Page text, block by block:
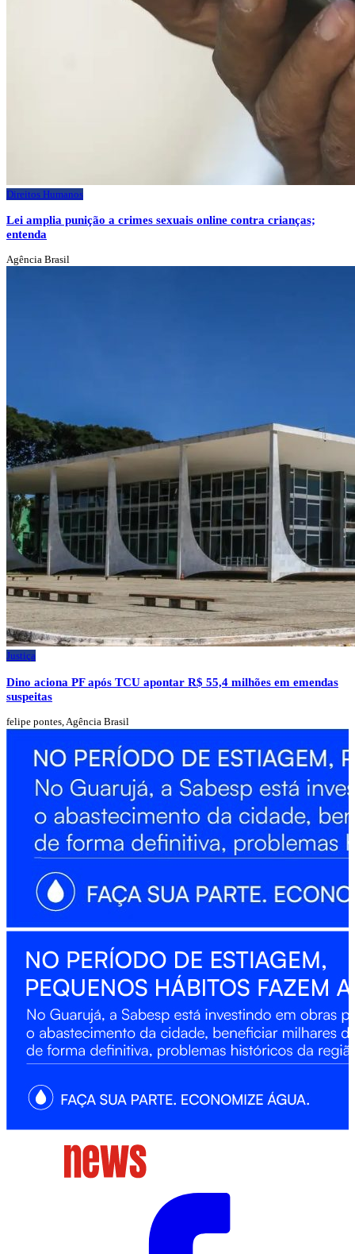
Direitos Humanos
Lei amplia punição a crimes sexuais online contra crianças;
entenda
Agência Brasil
Justiça
Dino aciona PF após TCU apontar R$ 55,4 milhões em emendas
suspeitas
felipe pontes, Agência Brasil